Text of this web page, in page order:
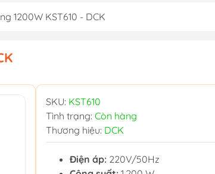
1200W KST610 - DCK
SKU: KST610
Tình trạng: Còn hàng
Thương hiệu: DCK
Điện áp: 220V/50Hz